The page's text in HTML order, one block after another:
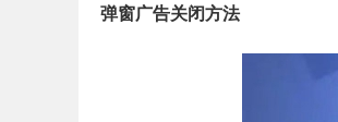
弹窗广告关闭方法